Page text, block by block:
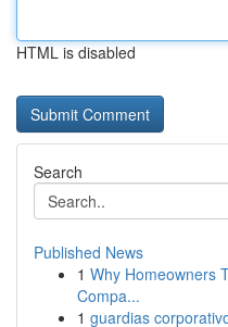
HTML is disabled
Search
Published News
1 Why Homeowners
Compa...
1 guardias